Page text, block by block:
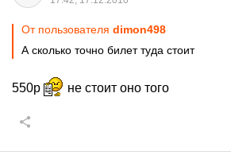
От пользователя dimon498
А сколько точно билет туда стоит
550р не стоит оно того